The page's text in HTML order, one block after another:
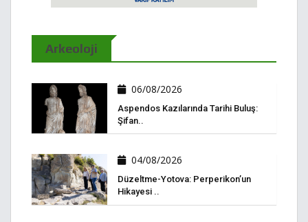
Arkeoloji
06/08/2026
Aspendos Kazılarında Tarihi Buluş:
Şifan..
04/08/2026
Düzeltme-Yotova: Perperikon’un
Hikayesi ..